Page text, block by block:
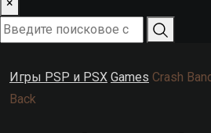
Игры PSP и PSX Games Crash
Back